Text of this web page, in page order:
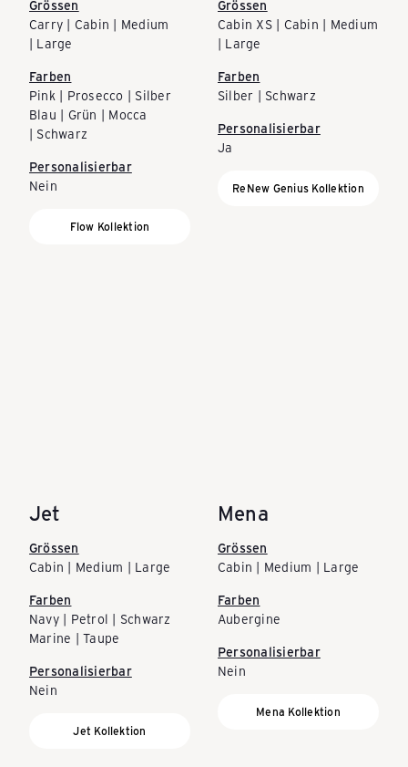
Grössen
Carry | Cabin | Medium
| Large
Farben
Pink | Prosecco | Silber
Blau | Grün | Mocca
| Schwarz
Personalisierbar
Nein
Flow Kollektion
Grössen
Cabin XS | Cabin | Medium
| Large
Farben
Silber | Schwarz
Personalisierbar
Ja
ReNew Genius Kollektion
Jet
Grössen
Cabin | Medium | Large
Farben
Navy | Petrol | Schwarz
Marine | Taupe
Personalisierbar
Nein
Jet Kollektion
Mena
Grössen
Cabin | Medium | Large
Farben
Aubergine
Personalisierbar
Nein
Mena Kollektion